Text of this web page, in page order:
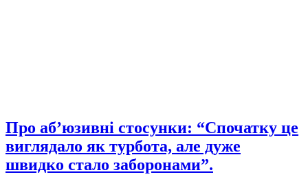
Про аб’юзивні стосунки: “Спочатку це
виглядало як турбота, але дуже
швидко стало заборонами”.